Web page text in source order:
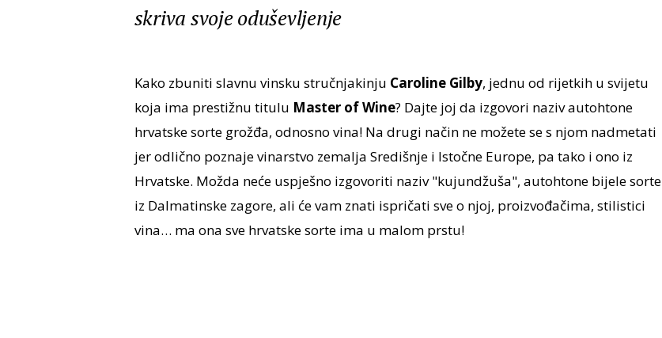
skriva svoje oduševljenje
Kako zbuniti slavnu vinsku stručnjakinju Caroline Gilby, jednu od rijetkih u svijetu
koja ima prestižnu titulu Master of Wine? Dajte joj da izgovori naziv autohtone
hrvatske sorte grožđa, odnosno vina! Na drugi način ne možete se s njom nadmetati
jer odlično poznaje vinarstvo zemalja Središnje i Istočne Europe, pa tako i ono iz
Hrvatske. Možda neće uspješno izgovoriti naziv "kujundžuša", autohtone bijele sorte
iz Dalmatinske zagore, ali će vam znati ispričati sve o njoj, proizvođačima, stilistici
vina… ma ona sve hrvatske sorte ima u malom prstu!